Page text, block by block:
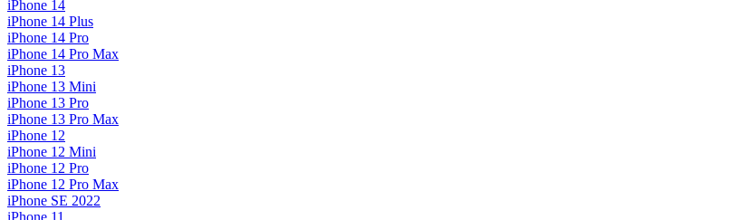
iPhone 14
iPhone 14 Plus
iPhone 14 Pro
iPhone 14 Pro Max
iPhone 13
iPhone 13 Mini
iPhone 13 Pro
iPhone 13 Pro Max
iPhone 12
iPhone 12 Mini
iPhone 12 Pro
iPhone 12 Pro Max
iPhone SE 2022
iPhone 11